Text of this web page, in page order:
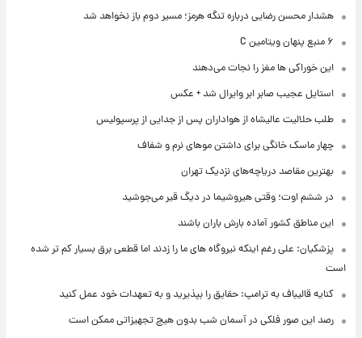
هشدار محسن رضایی درباره تنگه هرمز؛ مسیر دوم باز نخواهد شد
۶ منبع پنهان ویتامین C
این خوراکی ها مغز را نجات می‌دهند
استایل عجیب صابر ابر وایرال شد + عکس
طلب حلالیت عالیشاه از هواداران پس از جدایی از پرسپولیس
چهار ماسک خانگی برای داشتن موهای نرم و شفاف
بهترین مقاصد دریاچه‌های نزدیک تهران
در ششم اوت؛ وقتی هیروشیما در دیگ قیر می‌جوشید
این مناطق کشور آماده بارش باران باشند
پزشکیان: علی رغم اینکه نیروگاه های ما را زدند اما قطعی برق بسیار کم تر شده
است
کنایه قالیباف به ترامپ: حقایق را بپذیرید و به تعهدات خود عمل کنید
رصد این صور فلکی در آسمان شب بدون هیچ تجهیزاتی ممکن است